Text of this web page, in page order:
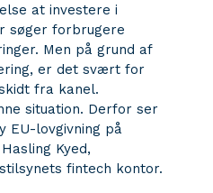
at investere i
søger forbrugere
Men på grund af
er det svært for
fra kanel.
situation. Derfor ser
EU-lovgivning på
Kyed,
fintech kontor.